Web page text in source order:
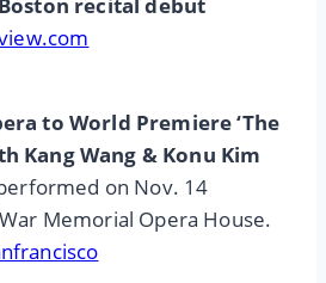
to World Premiere ‘The
Kang Wang & Konu Kim
on Nov. 14
Memorial Opera House.